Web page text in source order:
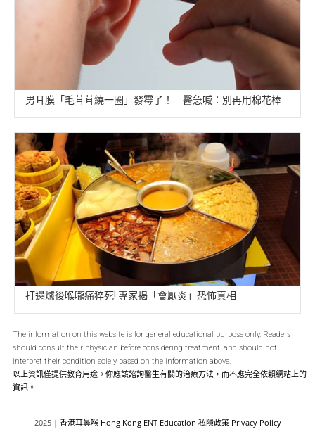
男耳膜「毛茸茸繞一圈」發霉了！ 醫急喊：別再用棉花棒
打邊爐後喉嚨痛猝死! 專家揭「會厭炎」恐怖真相
The information on this website is for general educational purpose only. Readers
should consult their physician before considering treatment, and should not
interpret their condition solely based on the information above.
以上資訊僅提供教育用途。你應該諮詢醫生有關的治療方法，而不應完全依賴網站上的
資訊。
2025 | 香港耳鼻喉 Hong Kong ENT Education 私隱政策 Privacy Policy